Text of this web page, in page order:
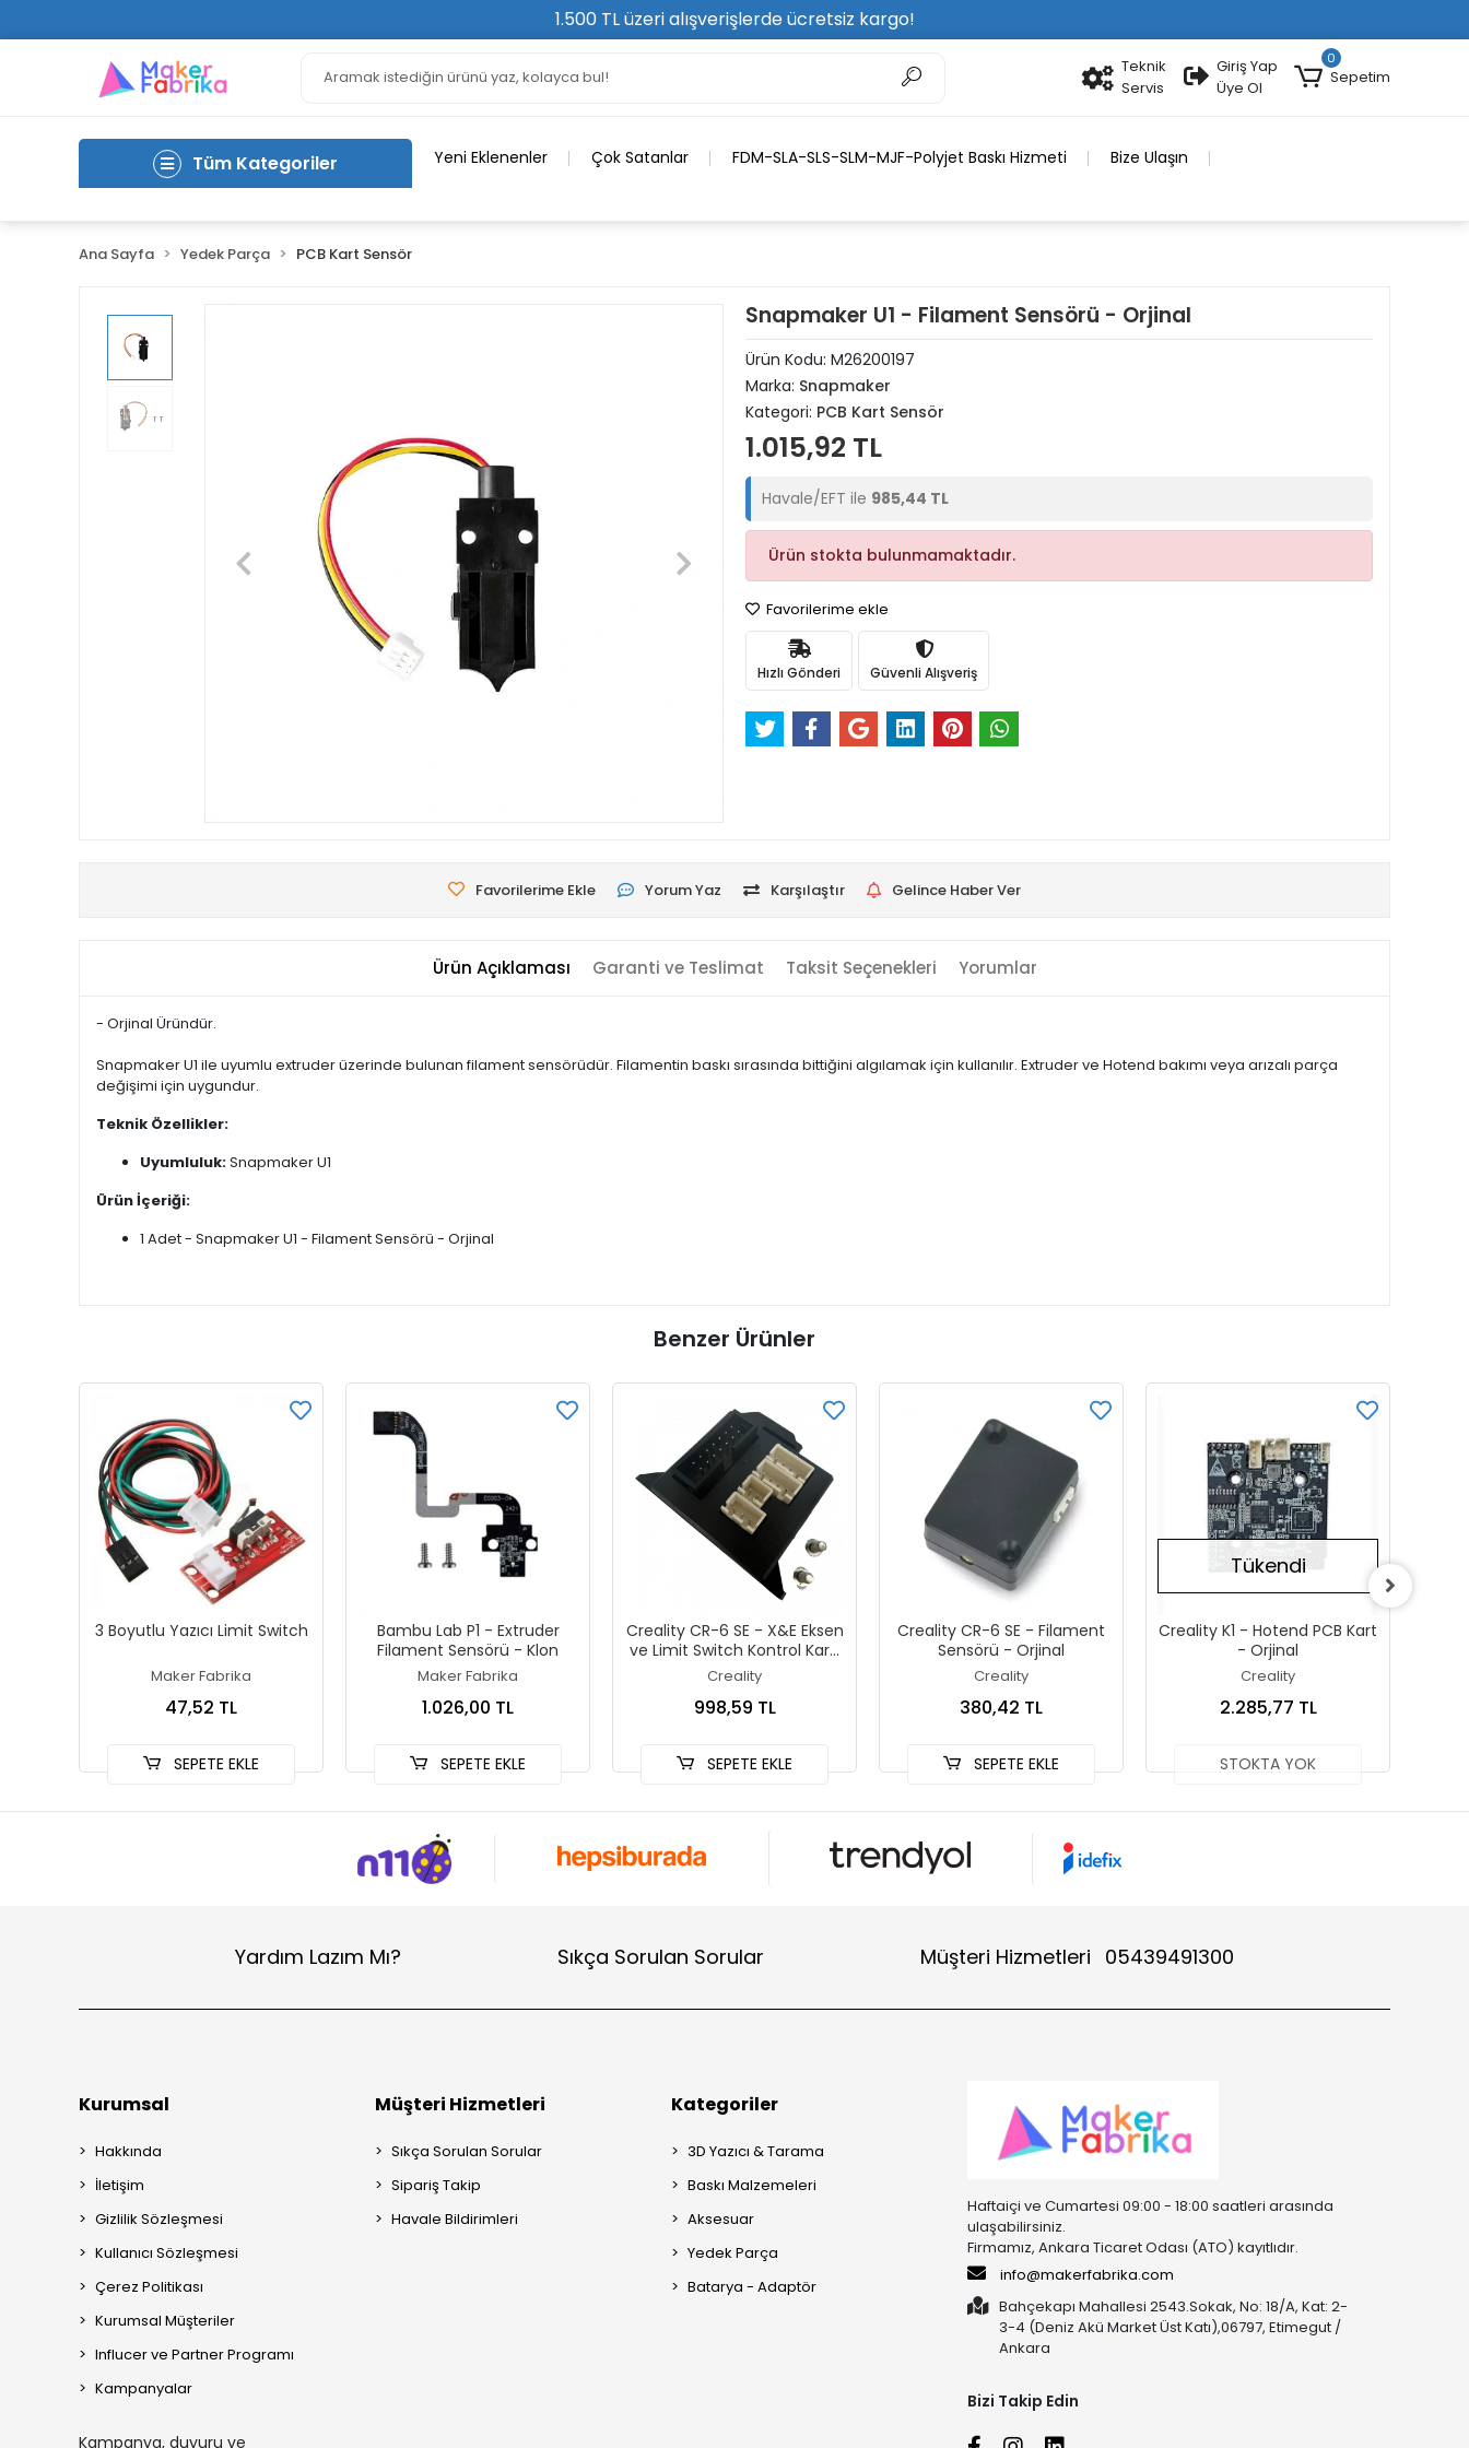
1.500 TL üzeri alışverişlerde ücretsiz kargo!
Teknik
Servis
Giriş Yap
Üye Ol
0
Sepetim
Tüm Kategoriler Yeni Eklenenler Çok Satanlar FDM-SLA-SLS-SLM-MJF-Polyjet Baskı Hizmeti Bize Ulaşın
Ana Sayfa Yedek Parça PCB Kart Sensör
Snapmaker U1 - Filament Sensörü - Orjinal
Ürün Kodu: M26200197
Marka: Snapmaker
Kategori: PCB Kart Sensör
1.015,92 TL
Havale/EFT ile 985,44 TL
Ürün stokta bulunmamaktadır.
Favorilerime ekle
Hızlı Gönderi Güvenli Alışveriş
Favorilerime Ekle Yorum Yaz Karşılaştır Gelince Haber Ver
Ürün Açıklaması Garanti ve Teslimat Taksit Seçenekleri Yorumlar
- Orjinal Üründür.
Snapmaker U1 ile uyumlu extruder üzerinde bulunan filament sensörüdür. Filamentin baskı sırasında bittiğini algılamak için kullanılır. Extruder ve Hotend bakımı veya arızalı parça
değişimi için uygundur.
Teknik Özellikler:
Uyumluluk:Snapmaker U1
Ürün İçeriği:
1 Adet - Snapmaker U1 - Filament Sensörü - Orjinal
Benzer Ürünler
3 Boyutlu Yazıcı Limit Switch
Maker Fabrika
47,52 TL
SEPETE EKLE
Bambu Lab P1 - Extruder
Filament Sensörü - Klon
Maker Fabrika
1.026,00 TL
SEPETE EKLE
Creality CR-6 SE - X&E Eksen
ve Limit Switch Kontrol Kartı
- Orjinal
Creality
998,59 TL
SEPETE EKLE
Creality CR-6 SE - Filament
Sensörü - Orjinal
Creality
380,42 TL
SEPETE EKLE
Tükendi
Creality K1 - Hotend PCB Kart
- Orjinal
Creality
2.285,77 TL
STOKTA YOK
Yardım Lazım Mı? Sıkça Sorulan Sorular Müşteri Hizmetleri 05439491300
Kurumsal
Hakkında
İletişim
Gizlilik Sözleşmesi
Kullanıcı Sözleşmesi
Çerez Politikası
Kurumsal Müşteriler
Influcer ve Partner Programı
Kampanyalar
Kampanya, duyuru ve
Müşteri Hizmetleri
Sıkça Sorulan Sorular
Sipariş Takip
Havale Bildirimleri
Kategoriler
3D Yazıcı & Tarama
Baskı Malzemeleri
Aksesuar
Yedek Parça
Batarya - Adaptör
Haftaiçi ve Cumartesi 09:00 - 18:00 saatleri arasında
ulaşabilirsiniz.
Firmamız, Ankara Ticaret Odası (ATO) kayıtlıdır.
info@makerfabrika.com
Bahçekapı Mahallesi 2543.Sokak, No: 18/A, Kat: 2-
3-4 (Deniz Akü Market Üst Katı),06797, Etimegut /
Ankara
Bizi Takip Edin